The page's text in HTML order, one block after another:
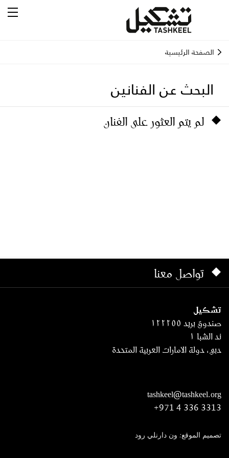
الصفحة الرئيسية
البحث عن الفنانين
لم يتم العثور على الفنان
تواصل معنا
تشكيل
صندوق بريد ١٢٢٢٥٥
ند الشبا ١
دبي، دولة الامارات العربية المتحدة
tashkeel@tashkeel.org
+971 4 336 3313
تصميم الموقع: ون دارنلي رود